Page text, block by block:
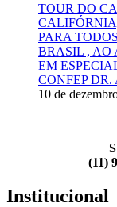
TOUR DO
PARA
BRASIL , AO
EM
CONFEP
10 de
(11)
Institucional